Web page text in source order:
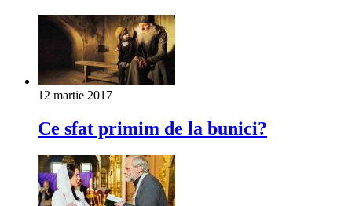
12 martie 2017
Ce sfat primim de la bunici?